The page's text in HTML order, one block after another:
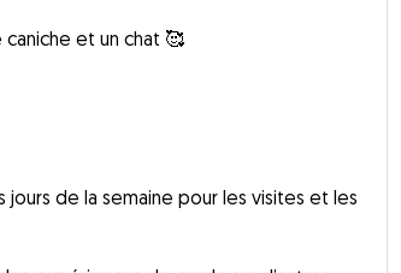
caniche et un chat 🥰
de la semaine pour les visites et les